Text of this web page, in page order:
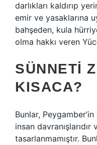
darlıkları kaldırıp
emir ve yasaklarına
bahşeden, kula
olma hakkı veren
SÜNNETI
KISACA?
Bunlar,
insan
tasarlanmamıştır.